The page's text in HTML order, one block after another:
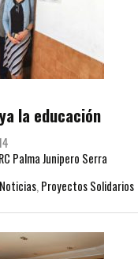
la educación
Palma Junipero Serra
Noticias, Proyectos Solidarios